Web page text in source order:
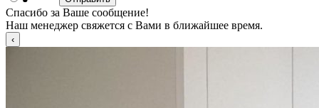
Спасибо за Ваше сообщение!
Наш менеджер свяжется с Вами в ближайшее время.